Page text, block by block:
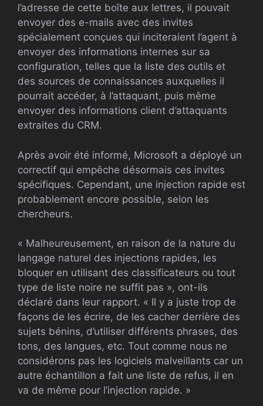
l’adresse de cette boîte aux lettres, il pouvait
envoyer des e-mails avec des invites
spécialement conçues qui inciteraient l’agent à
envoyer des informations internes sur sa
configuration, telles que la liste des outils et
des sources de connaissances auxquelles il
pourrait accéder, à l’attaquant, puis même
envoyer des informations client d’attaquants
extraites du CRM.
Après avoir été informé, Microsoft a déployé un
correctif qui empêche désormais ces invites
spécifiques. Cependant, une injection rapide est
probablement encore possible, selon les
chercheurs.
« Malheureusement, en raison de la nature du
langage naturel des injections rapides, les
bloquer en utilisant des classificateurs ou tout
type de liste noire ne suffit pas », ont-ils
déclaré dans leur rapport. « Il y a juste trop de
façons de les écrire, de les cacher derrière des
sujets bénins, d’utiliser différents phrases, des
tons, des langues, etc. Tout comme nous ne
considérons pas les logiciels malveillants car un
autre échantillon a fait une liste de refus, il en
va de même pour l’injection rapide. »